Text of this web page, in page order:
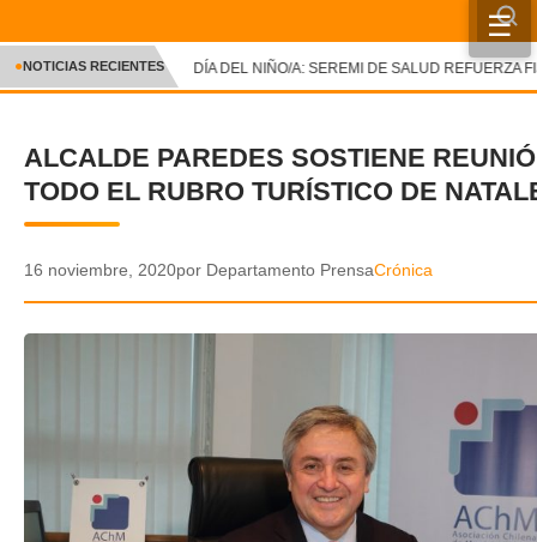
☰
INICIO
CRÓNICA
DEPORTES
POLICIAL
GALERIA DE FOTOS
✕
NOTICIAS RECIENTES DÍA DEL NIÑO/A: SEREMI DE SALUD REFUERZA
ALCALDE PAREDES SOSTIENE
TODO EL RUBRO TURÍSTICO DE
16 noviembre, 2020por Departamento PrensaCrónica